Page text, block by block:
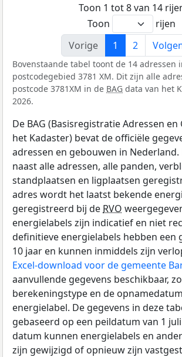
Toon 1 tot 8 van 14
Toon
rijen
Vorige
1 2
Bovenstaande tabel toont de 14 adressen
postcodegebied 3781 XM. Dit zijn alle
postcode 3781XM in de BAG data van het
2026.
De BAG (Basisregistratie Adressen
het Kadaster) bevat de officiële
adressen en gebouwen in Nederland.
naast alle adressen, alle panden,
standplaatsen en ligplaatsen
adres wordt het laatst bekende
geregistreerd bij de RVO
energielabels zijn indicatief en niet
definitieve energielabels hebben een
10 jaar en kunnen inmiddels zijn
Excel-download voor de gemeente
aanvullende gegevens beschikbaar,
berekeningstype en de
energielabel. De gegevens in deze
gebaseerd op een peildatum van 1
datum kunnen energielabels en
zijn gewijzigd of opnieuw zijn